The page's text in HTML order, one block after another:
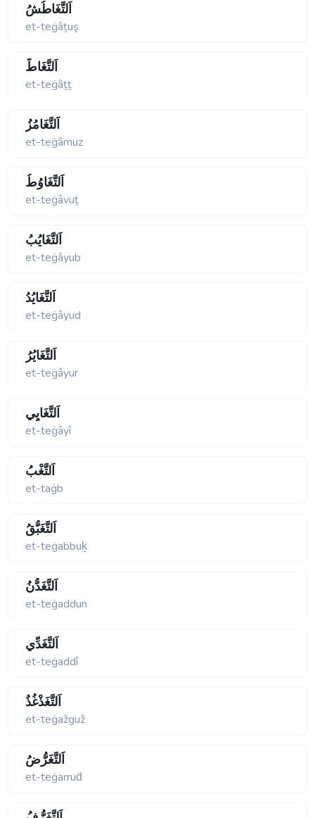
اَلتَّغَاطُشُ
et-teġâṯuş
اَلتَّغَاطُّ
et-teġâṯṯ
اَلتَّغَامُزُ
et-teġâmuz
اَلتَّغَاوُطُ
et-teġâvuṯ
اَلتَّغَايُبُ
et-teġâyub
اَلتَّغَايُدُ
et-teġâyud
اَلتَّغَايُرُ
et-teġâyur
اَلتَّغَايِي
et-teġâyî
اَلتَّغْبُ
et-taġb
اَلتَّغَبُّقُ
et-teġabbuḵ
اَلتَّغَدُّنُ
et-teġaddun
اَلتَّغَدِّي
et-teġaddî
اَلتَّغَذْغُذُ
et-teġažguž
اَلتَّغَرُّضُ
et-teġarruḋ